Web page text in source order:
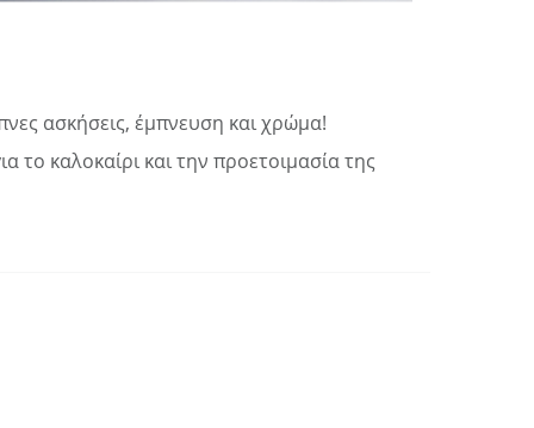
ασκήσεις, έμπνευση και χρώμα!
το καλοκαίρι και την προετοιμασία της